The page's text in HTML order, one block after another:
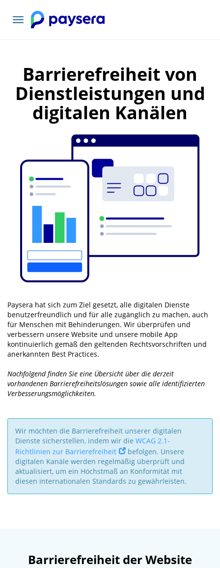
Toggle
navigation
Barrierefreiheit von
Dienstleistungen und
digitalen Kanälen
Paysera hat sich zum Ziel gesetzt, alle digitalen Dienste
benutzerfreundlich und für alle zugänglich zu machen, auch
für Menschen mit Behinderungen. Wir überprüfen und
verbessern unsere Website und unsere mobile App
kontinuierlich gemäß den geltenden Rechtsvorschriften und
anerkannten Best Practices.
Nachfolgend finden Sie eine Übersicht über die derzeit
vorhandenen Barrierefreiheitslösungen sowie alle identifizierten
Verbesserungsmöglichkeiten.
Wir möchten die Barrierefreiheit unserer digitalen
Dienste sicherstellen, indem wir die WCAG 2.1-
Richtlinien zur Barrierefreiheit
befolgen. Unsere
digitalen Kanäle werden regelmäßig überprüft und
aktualisiert, um ein Höchstmaß an Konformität mit
diesen internationalen Standards zu gewährleisten.
Barrierefreiheit der Website